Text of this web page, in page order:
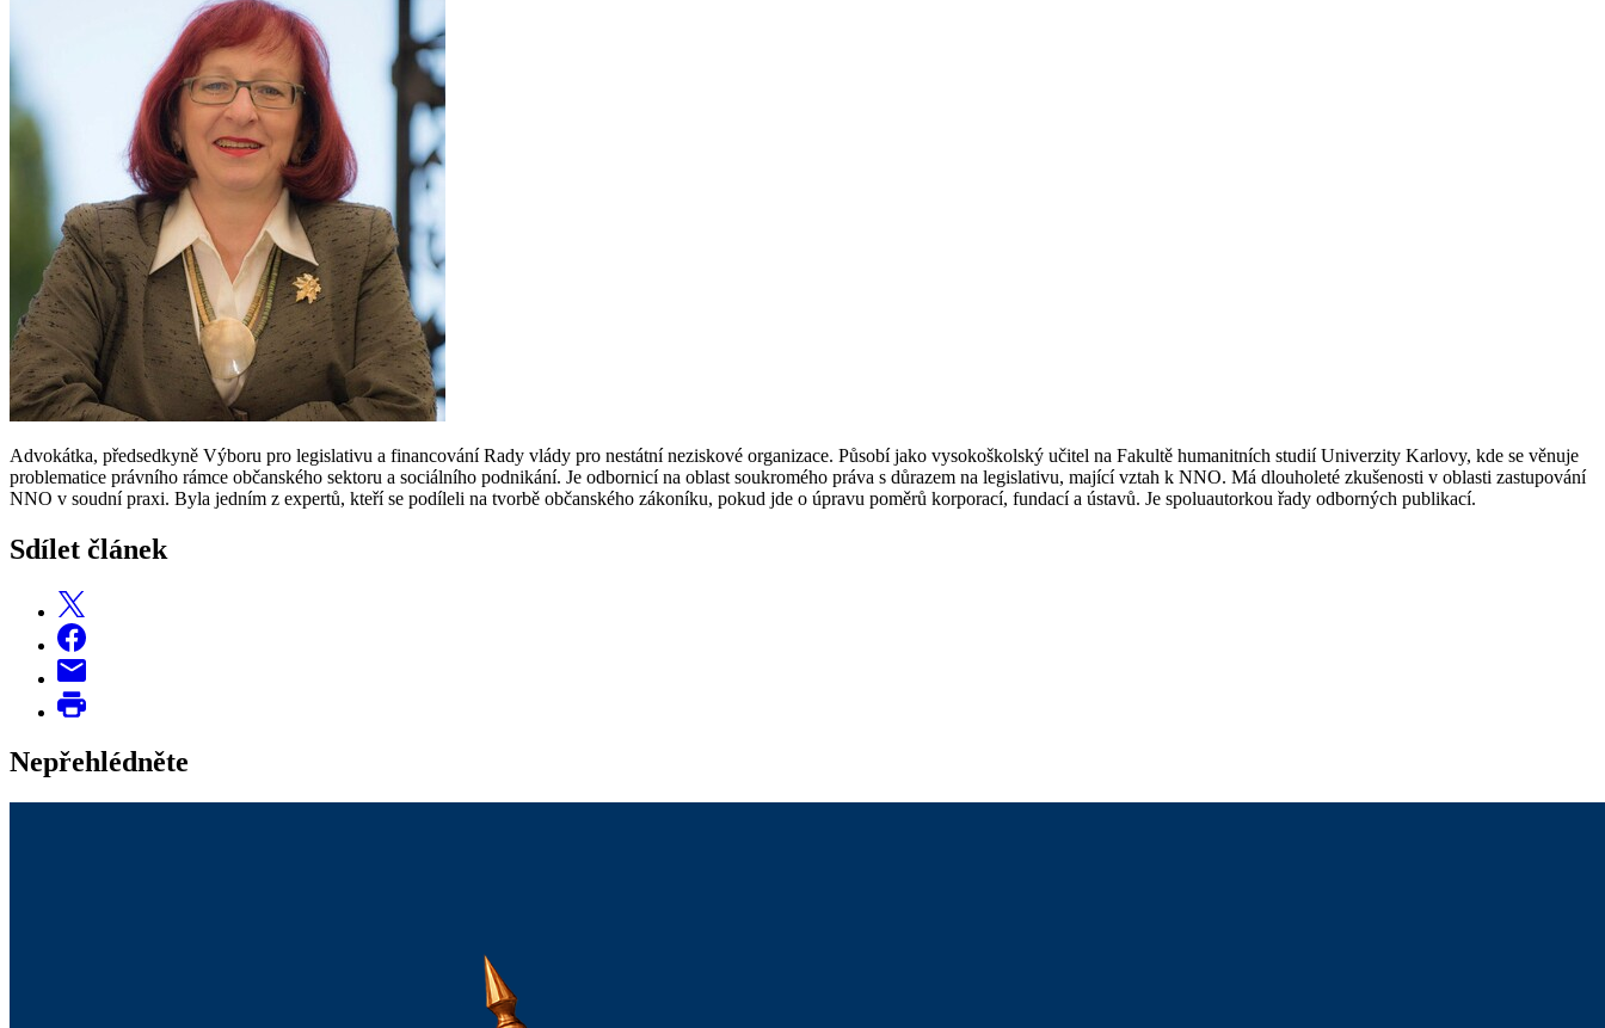
Advokátka, předsedkyně Výboru pro legislativu a financování Rady vlády pro nestátní neziskové organizace. Působí jako vysokoškolský učitel na Fakultě humanitních studií Univerzity Karlovy, kde se věnuje
problematice právního rámce občanského sektoru a sociálního podnikání. Je odbornicí na oblast soukromého práva s důrazem na legislativu, mající vztah k NNO. Má dlouholeté zkušenosti v oblasti zastupování
NNO v soudní praxi. Byla jedním z expertů, kteří se podíleli na tvorbě občanského zákoníku, pokud jde o úpravu poměrů korporací, fundací a ústavů. Je spoluautorkou řady odborných publikací.
Sdílet článek
Nepřehlédněte